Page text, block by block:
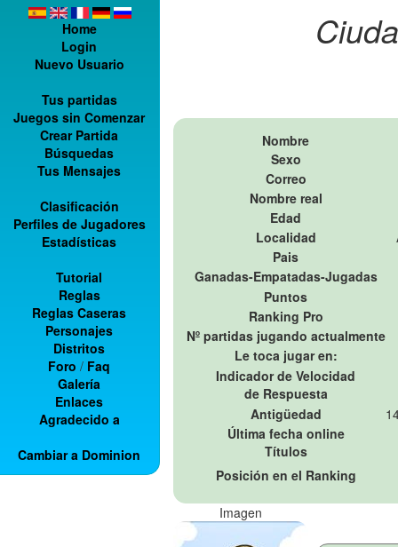
Home
Login
Nuevo Usuario
Tus partidas
Juegos sin Comenzar
Crear Partida
Búsquedas
Tus Mensajes
Clasificación
Perfiles de Jugadores
Estadísticas
Tutorial
Reglas
Reglas Caseras
Personajes
Distritos
Foro / Faq
Galería
Enlaces
Agradecido a
Cambiar a Dominion
Nombre
Sexo
Correo
Nombre real
Edad
Localidad
Pais
Ganadas-Empatadas-Jugadas
Puntos
Ranking Pro
Nº partidas jugando actualmente
Le toca jugar en:
Indicador de Velocidad
de Respuesta
Antigüedad
Última fecha online
Títulos
Posición en el Ranking
Imagen